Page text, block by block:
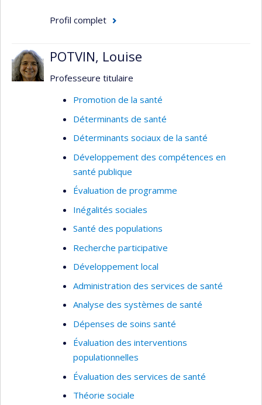
Profil complet
POTVIN, Louise
Professeure titulaire
Promotion de la santé
Déterminants de santé
Déterminants sociaux de la santé
Développement des compétences en
santé publique
Évaluation de programme
Inégalités sociales
Santé des populations
Recherche participative
Développement local
Administration des services de santé
Analyse des systèmes de santé
Dépenses de soins santé
Évaluation des interventions
populationnelles
Évaluation des services de santé
Théorie sociale